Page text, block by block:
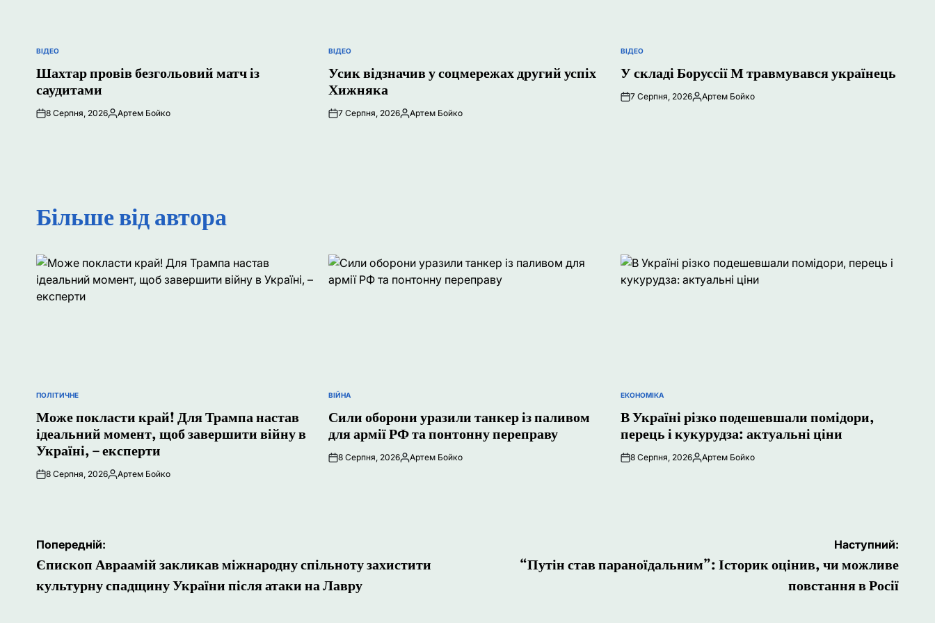
ОПУБЛІКУВАТИ
ВІДЕО
Шахтар провів безгольовий матч із
саудитами
8 Серпня, 2026Опубліковано
Артем Бойко
ОПУБЛІКУВАТИ
ВІДЕО
Усик відзначив у соцмережах другий успіх
Хижняка
7 Серпня, 2026Опубліковано
Артем Бойко
ОПУБЛІКУВАТИ
ВІДЕО
У складі Боруссії М травмувався українець
7 Серпня, 2026Опубліковано
Артем Бойко
Більше від автора
ОПУБЛІКУВАТИ
ПОЛІТИЧНЕ
Може покласти край! Для Трампа настав
ідеальний момент, щоб завершити війну в
Україні, – експерти
8 Серпня, 2026Опубліковано
Артем Бойко
ОПУБЛІКУВАТИ
ВІЙНА
Сили оборони уразили танкер із паливом
для армії РФ та понтонну переправу
8 Серпня, 2026Опубліковано
Артем Бойко
ОПУБЛІКУВАТИ
ЕКОНОМІКА
В Україні різко подешевшали помідори,
перець і кукурудза: актуальні ціни
8 Серпня, 2026Опубліковано
Артем Бойко
Навігація
записів
Попередній:
Єпископ Авраамій закликав міжнародну спільноту захистити
культурну спадщину України після атаки на Лавру
Наступний:
“Путін став параноїдальним”: Історик оцінив, чи можливе
повстання в Росії